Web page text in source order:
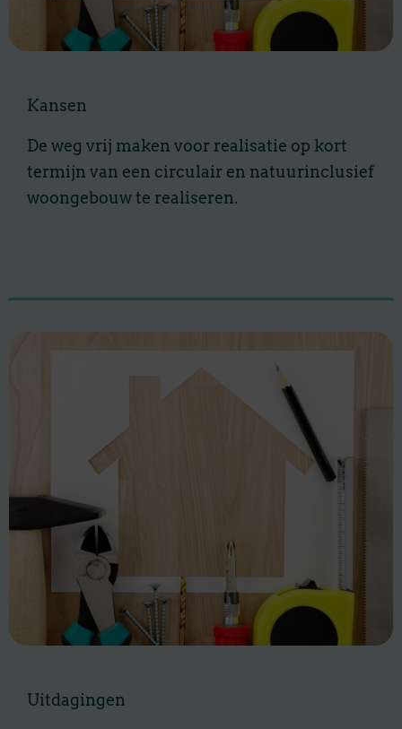
Kansen
De weg vrij maken voor realisatie op kort
termijn van een circulair en natuurinclusief
woongebouw te realiseren.
Uitdagingen